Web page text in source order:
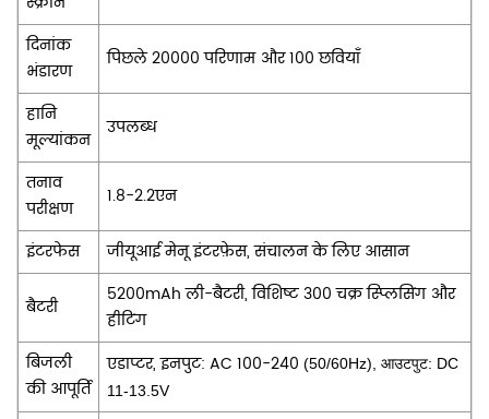
दिनांक
भंडारण
पिछले 20000 परिणाम और 100 छवियाँ
हानि
मूल्यांकन
उपलब्ध
तनाव
परीक्षण
1.8-2.2एन
इंटरफेस जीयूआई मेनू इंटरफ़ेस, संचालन के लिए आसान
बैटरी
5200mAh ली-बैटरी, विशिष्ट 300 चक्र स्प्लिसिंग और
हीटिंग
बिजली
की आपूर्ति
एडाप्टर, इनपुट: AC 100-240 (50/60Hz), आउटपुट: DC
11-13.5V